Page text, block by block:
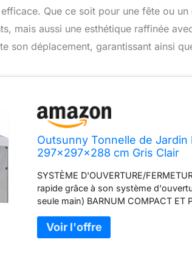
Que ce soit pour une fête ou
mais aussi une esthétique raffinée
son déplacement, garantissant ainsi
Outsunny Tonnelle de Jardin
297x297x288 cm Gris Clair
SYSTÈME D'OUVERTURE/
rapide grâce à son système
seule main) BARNUM COMPACT
divers évènements : pour organiser
événement sportif. La bâche Oxford